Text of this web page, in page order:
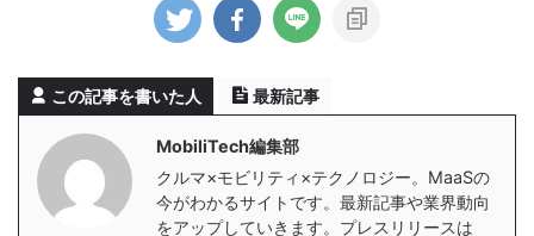
この記事を書いた人 最新記事
MobiliTech編集部
クルマ×モビリティ×テクノロジー。MaaSの
今がわかるサイトです。最新記事や業界動向
をアップしていきます。プレスリリースは